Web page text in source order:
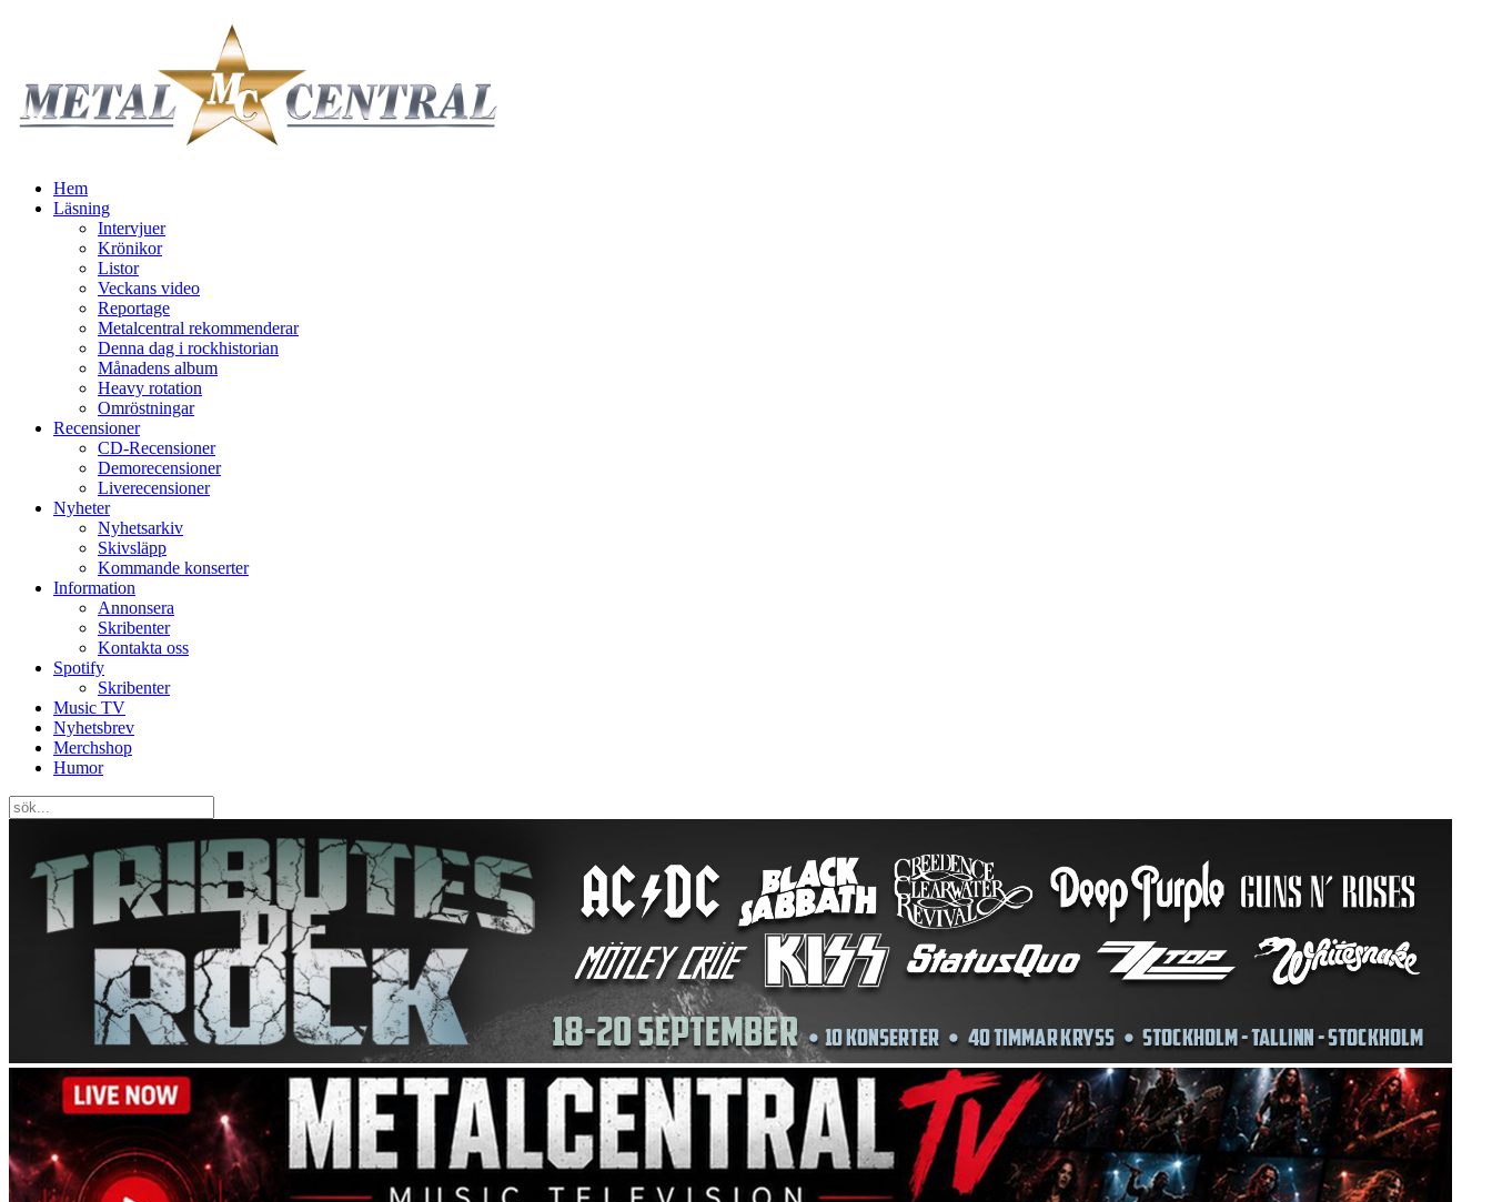
Hem
Läsning
Intervjuer
Krönikor
Listor
Veckans video
Reportage
Metalcentral rekommenderar
Denna dag i rockhistorian
Månadens album
Heavy rotation
Omröstningar
Recensioner
CD-Recensioner
Demorecensioner
Liverecensioner
Nyheter
Nyhetsarkiv
Skivsläpp
Kommande konserter
Information
Annonsera
Skribenter
Kontakta oss
Spotify
Skribenter
Music TV
Nyhetsbrev
Merchshop
Humor